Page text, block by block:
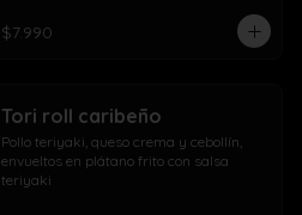
$7.990
Tori roll caribeño
Pollo teriyaki, queso crema y cebollín,
envueltos en plátano frito con salsa
teriyaki